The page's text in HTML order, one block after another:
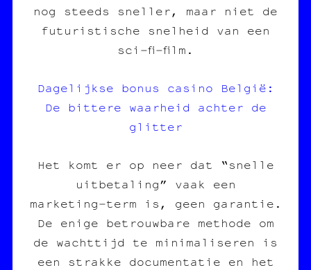
nog steeds sneller, maar niet de
futuristische snelheid van een
sci‑fi‑film.
Dagelijkse bonus casino België:
De bittere waarheid achter de
glitter
Het komt er op neer dat “snelle
uitbetaling” vaak een
marketing‑term is, geen garantie.
De enige betrouwbare methode om
de wachttijd te minimaliseren is
een strakke documentatie en het